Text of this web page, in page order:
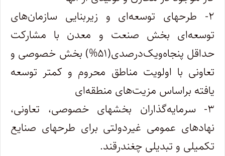
۲- طرحهای توسعه‌ای و زیربنایی سازمان‌های
توسعه‌ای بخش صنعت و معدن با مشارکت
حداقل پنجاه‌ویک‌درصدی(۵۱%) بخش خصوصی و
تعاونی با اولویت مناطق محروم و کمتر توسعه
یافته براساس مزیت‌های منطقه‌ای
۳- سرمایه‌گذاران بخشهای خصوصی، تعاونی،
نهادهای عمومی غیردولتی برای طرحهای صنایع
تکمیلی و تبدیلی چغندرقند.